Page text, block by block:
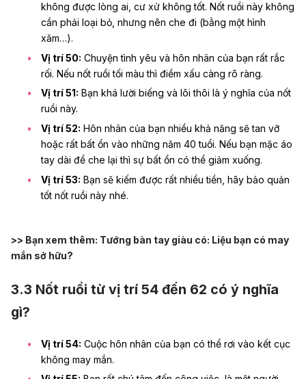
không được lòng ai, cư xử không tốt. Nốt ruồi này không
cần phải loại bỏ, nhưng nên che đi (bằng một hình
xăm…).
Vị trí 50: Chuyện tình yêu và hôn nhân của bạn rất rắc
rối. Nếu nốt ruồi tối màu thì điềm xấu càng rõ ràng.
Vị trí 51: Bạn khá lười biếng và lôi thôi là ý nghĩa của nốt
ruồi này.
Vị trí 52: Hôn nhân của bạn nhiều khả năng sẽ tan vỡ
hoặc rất bất ổn vào những năm 40 tuổi. Nếu bạn mặc áo
tay dài để che lại thì sự bất ổn có thể giảm xuống.
Vị trí 53: Bạn sẽ kiếm được rất nhiều tiền, hãy bảo quản
tốt nốt ruồi này nhé.
>> Bạn xem thêm: Tướng bàn tay giàu có: Liệu bạn có may
mắn sở hữu?
3.3 Nốt ruồi từ vị trí 54 đến 62 có ý nghĩa
gì?
Vị trí 54: Cuộc hôn nhân của bạn có thể rơi vào kết cục
không may mắn.